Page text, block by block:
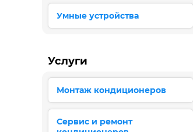
Умные устройства
Услуги
Монтаж кондиционеров
Сервис и ремонт